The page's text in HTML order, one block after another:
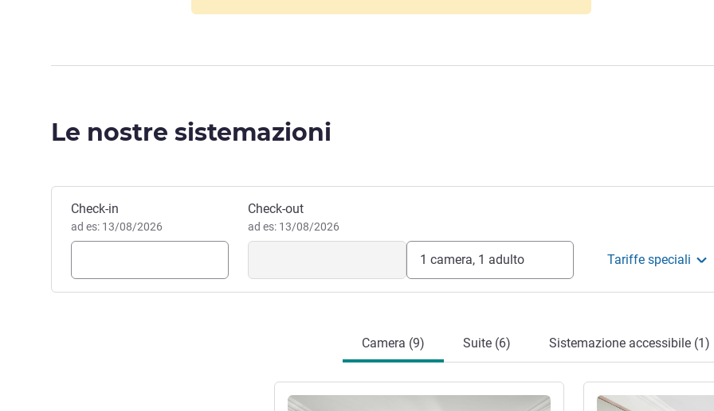
Le nostre sistemazioni
Prenota questo hotel
Check-in
ad es: 13/08/2026
Check-out
ad es: 13/08/2026
1 camera, 1 adulto Tariffe speciali
Camera (9) Suite (6) Sistemazione accessibile (1)
Visualizza dettagli Visualizza dettagli